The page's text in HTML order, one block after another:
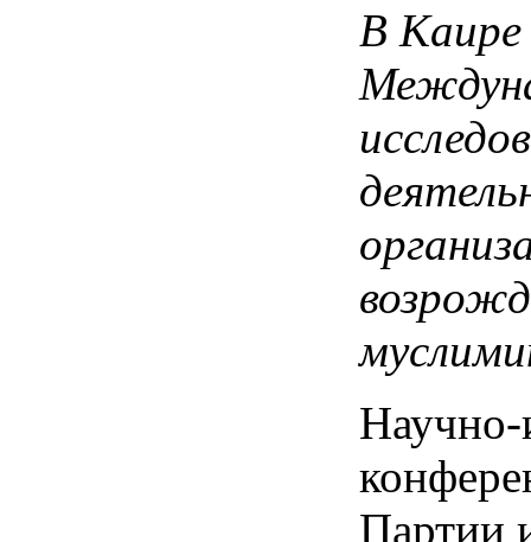
В Каире
Научно-
Партии